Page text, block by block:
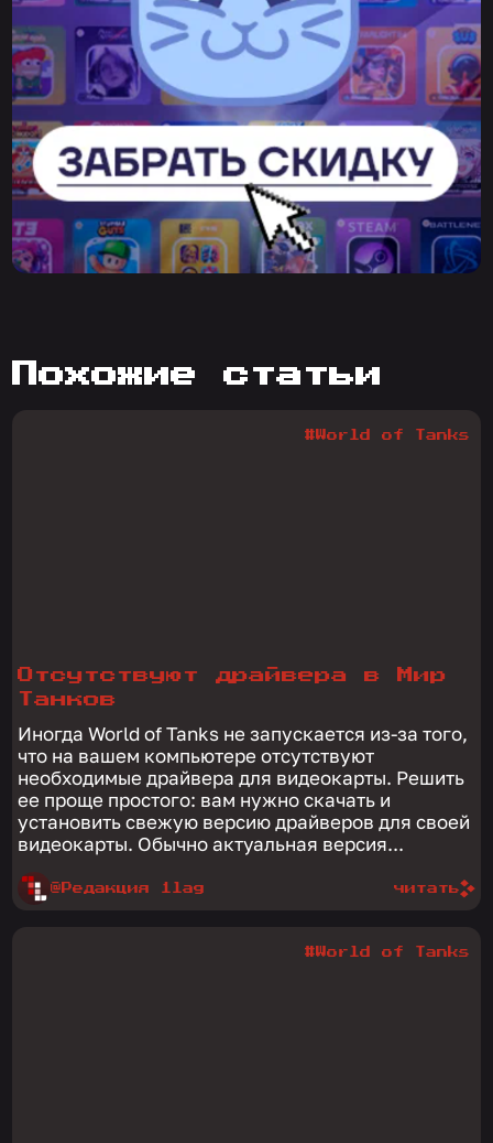
похожие статьи
Отсутствуют драйвера в Мир
Танков
Иногда World of Tanks не запускается из-за того,
что на вашем компьютере отсутствуют
необходимые драйвера для видеокарты. Решить
ее проще простого: вам нужно скачать и
установить свежую версию драйверов для своей
видеокарты. Обычно актуальная версия...
@Редакция 1lag
#World of Tanks
читать
#World of Tanks